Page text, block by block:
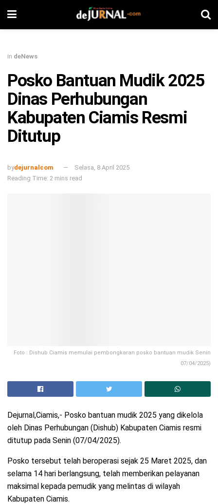
in deNews
Posko Bantuan Mudik 2025
Dinas Perhubungan
Kabupaten Ciamis Resmi
Ditutup
bydejurnalcom
Selasa, 8 April 2025
Reading Time: 2 mins read
Foto : Dishub Ciamis memulai pembongkaran posko bantuan mudik Senin
07/04/2025)
Dejurnal,Ciamis,- Posko bantuan mudik 2025 yang dikelola
oleh Dinas Perhubungan (Dishub) Kabupaten Ciamis resmi
ditutup pada Senin (07/04/2025).
Posko tersebut telah beroperasi sejak 25 Maret 2025, dan
selama 14 hari berlangsung, telah memberikan pelayanan
maksimal kepada pemudik yang melintas di wilayah
Kabupaten Ciamis.